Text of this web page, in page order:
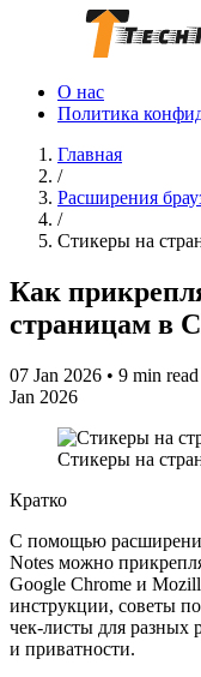
О нас
Политика
Главная
/
Расширения
/
Стикеры на
Как
страницам в
07 Jan 2026 • 9 min read
Jan 2026
Стикеры на
Кратко
С помощью
Notes можно
Google Chrome и
инструкции, советы
чек‑листы для разных
и приватности.